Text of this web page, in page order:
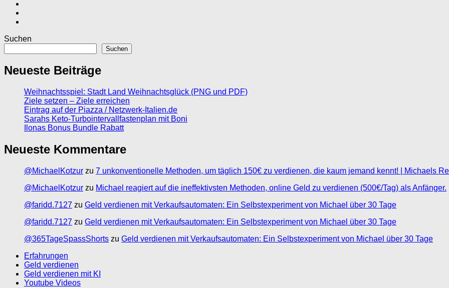
Suchen
Suchen
Neueste Beiträge
Weihnachtsspiel: Stadt Land Weihnachtsglück (PNG und PDF)
Ziele setzen – Ziele erreichen
Eintrag auf der Piazza / Netzwerk-Italien.de
Sarahs Keto-Turbointervallfastenplan mit Boni
Ilonas Bonus Bundle Rabatt
Neueste Kommentare
@MichaelKotzur zu 7 unkonventionelle Methoden, um täglich 150€ zu verdienen, die kaum jemand kennt! | Michaels
@MichaelKotzur zu Michael reagiert auf die ineffektivsten Methoden, online Geld zu verdienen (500€/Tag) als Anfänger.
@faridd.7127 zu Geld verdienen mit Verkaufsautomaten: Ein Selbstexperiment von Michael über 30 Tage
@faridd.7127 zu Geld verdienen mit Verkaufsautomaten: Ein Selbstexperiment von Michael über 30 Tage
@365TageSpassShorts zu Geld verdienen mit Verkaufsautomaten: Ein Selbstexperiment von Michael über 30 Tage
Erfahrungen
Geld verdienen
Geld verdienen mit KI
Youtube Videos